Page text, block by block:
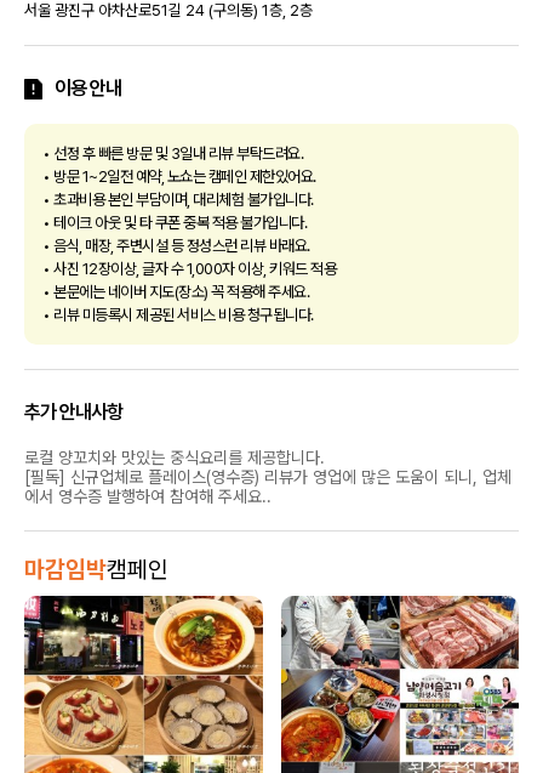
서울 광진구 아차산로51길 24 (구의동) 1층, 2층
이용 안내
• 선정 후 빠른 방문 및 3일내 리뷰 부탁드려요.
• 방문 1~2일전 예약, 노쇼는 캠페인 제한있어요.
• 초과비용 본인 부담이며, 대리체험 불가입니다.
• 테이크 아웃 및 타 쿠폰 중복 적용 불가입니다.
• 음식, 매장, 주변시설 등 정성스런 리뷰 바래요.
• 사진 12장이상, 글자 수 1,000자 이상, 키워드 적용
• 본문에는 네이버 지도(장소) 꼭 적용해 주세요.
• 리뷰 미등록시 제공된 서비스 비용 청구됩니다.
추가 안내사항
로컬 양꼬치와 맛있는 중식요리를 제공합니다.
[필독] 신규업체로 플레이스(영수증) 리뷰가 영업에 많은 도움이 되니, 업체
에서 영수증 발행하여 참여해 주세요..
마감임박캠페인